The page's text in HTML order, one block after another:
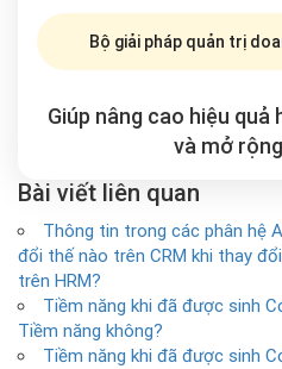
Bộ giải pháp quản trị
Giúp nâng cao hiệu
và mở rộng
Bài viết liên quan
Thông tin trong các phân hệ
đổi thế nào trên CRM khi thay
trên HRM?
Tiềm năng khi đã được sinh
Tiềm năng không?
Tiềm năng khi đã được sinh